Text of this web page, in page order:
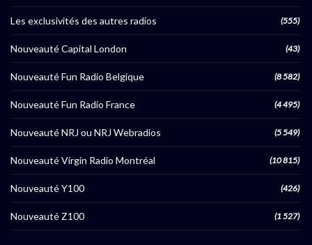
Les exclusivités des autres radios (555)
Nouveauté Capital London (43)
Nouveauté Fun Radio Belgique (8 582)
Nouveauté Fun Radio France (4 495)
Nouveauté NRJ ou NRJ Webradios (5 549)
Nouveauté Virgin Radio Montréal (10 815)
Nouveauté Y100 (426)
Nouveauté Z100 (1 527)